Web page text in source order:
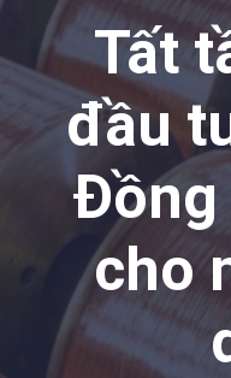
Tất
đầu
Đồng
cho